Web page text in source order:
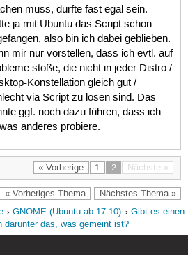
muss, dürfte fast egal sein.
ja mit Ubuntu das Script schon
also bin ich dabei geblieben.
mir nur vorstellen, dass ich evtl. auf
stoße, die nicht in jeder Distro /
Konstellation gleich gut /
via Script zu lösen sind. Das
ggf. noch dazu führen, dass ich
anderes probiere.
« Vorherige 1 2 Nächste »
« Vorheriges Thema Nächstes Thema »
GNOME (Ubuntu ab 17.10)
Gibt es einen
darunter das, was gemeint ist?